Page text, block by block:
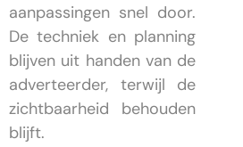
aanpassingen snel door.
De techniek en planning
blijven uit handen van de
adverteerder, terwijl de
zichtbaarheid behouden
blijft.